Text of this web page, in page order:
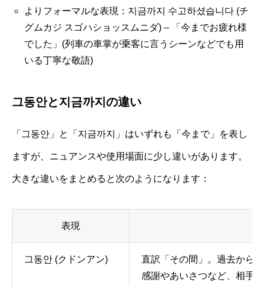
よりフォーマルな表現：지금까지 수고하셨습니다 (チ
グムカジ スゴハショッスムニダ) – 「今までお疲れ様
でした」(列車の車掌が乗客に言うシーンなどでも用
いる丁寧な敬語)
그동안と지금까지の違い
「그동안」と「지금까지」はいずれも「今まで」を表し
ますが、ニュアンスや使用場面に少し違いがあります。
大きな違いをまとめると次のようになります：
表現
그동안 (クドンアン)
直訳「その間」。過去から
感謝やあいさつなど、相手